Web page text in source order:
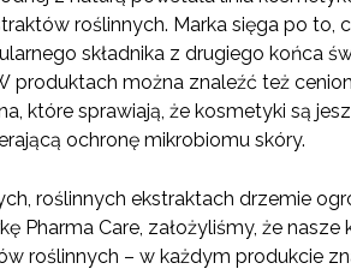
roślinnych. Marka sięga po to,
składnika z drugiego końca
produktach można znaleźć też
które sprawiają, że kosmetyki są
ochronę mikrobiomu skóry.
roślinnych ekstraktach drzemie
Pharma Care, założyliśmy, że
roślinnych – w każdym produkcie